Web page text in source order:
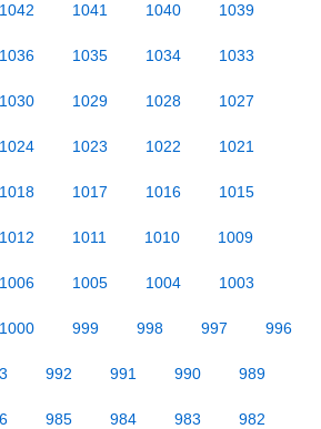
1042 1041 1040 1039
1036 1035 1034 1033
1030 1029 1028 1027
1024 1023 1022 1021
1018 1017 1016 1015
1012 1011 1010 1009
1006 1005 1004 1003
1000 999 998 997 996
992 991 990 989
985 984 983 982